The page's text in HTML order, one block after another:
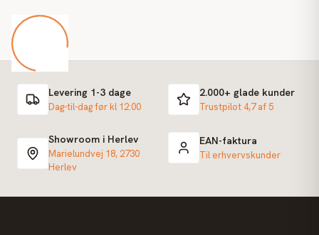
Levering 1-3 dage
Dag-til-dag før kl 12:00
2.000+ glade kunder
Trustpilot 4,7 af 5
Showroom i Herlev
Marielundvej 18, 2730
Herlev
EAN-faktura
Til erhvervskunder